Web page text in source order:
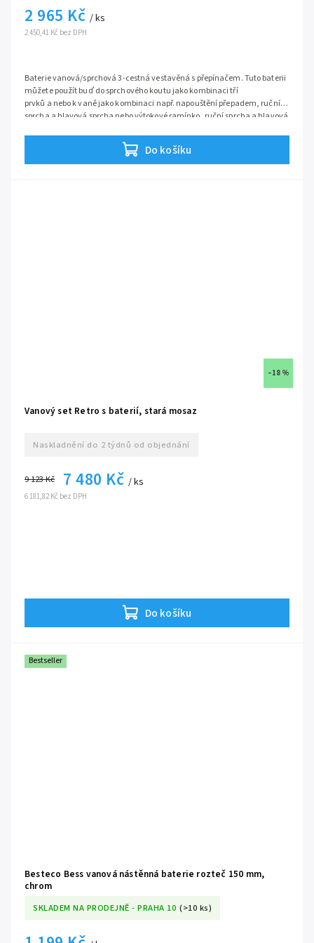
2 450,41 Kč bez DPH
2 965 Kč / ks
Do košíku
Baterie vanová/sprchová 3-cestná vestavěná s přepínačem. Tuto baterii
můžete použít buď do sprchového koutu jako kombinaci tří
prvků a nebo k vaně jako kombinaci např. napouštění přepadem, ruční
sprcha a hlavová sprcha nebo výtokové ramínko, ruční sprcha a hlavová
SerieVenezia
–18 %
Vanový set Retro s baterií, stará mosaz
Naskladnění do 2 týdnů od objednání
6 181,82 Kč bez DPH
9 123 Kč 7 480 Kč / ks
Do košíku
Bestseller
Besteco Bess vanová nástěnná baterie rozteč 150 mm,
chrom
SKLADEM NA PRODEJNĚ - PRAHA 10 (>10 ks)